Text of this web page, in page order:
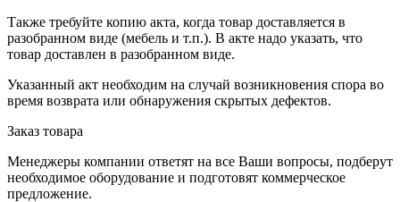
Также требуйте копию акта, когда товар доставляется в
разобранном виде (мебель и т.п.). В акте надо указать, что
товар доставлен в разобранном виде.
Указанный акт необходим на случай возникновения спора во
время возврата или обнаружения скрытых дефектов.
Заказ товара
Менеджеры компании ответят на все Ваши вопросы, подберут
необходимое оборудование и подготовят коммерческое
предложение.